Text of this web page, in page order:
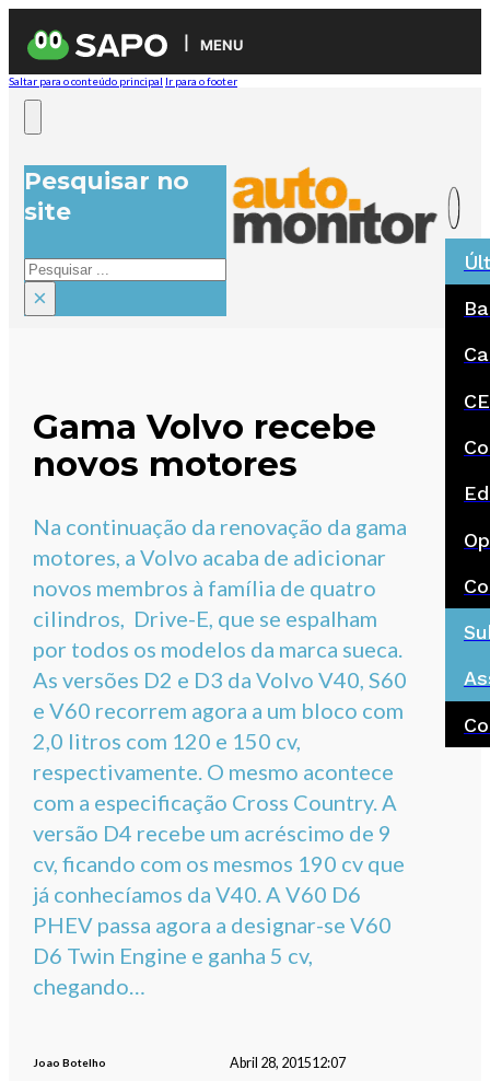
MENU
Saltar para o conteúdo principal Ir para o footer
Pesquisar no
site
Pesquisar
×
Gama Volvo recebe
novos motores
Na continuação da renovação da gama
motores, a Volvo acaba de adicionar
novos membros à família de quatro
cilindros, Drive-E, que se espalham
por todos os modelos da marca sueca.
As versões D2 e D3 da Volvo V40, S60
e V60 recorrem agora a um bloco com
2,0 litros com 120 e 150 cv,
respectivamente. O mesmo acontece
com a especificação Cross Country. A
versão D4 recebe um acréscimo de 9
cv, ficando com os mesmos 190 cv que
já conhecíamos da V40. A V60 D6
PHEV passa agora a designar-se V60
D6 Twin Engine e ganha 5 cv,
chegando…
Joao Botelho Abril 28, 201512:07